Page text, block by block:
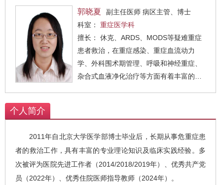
郭晓夏
副主任医师 病区主管、博士
科室： 重症医学科
擅长： 休克、ARDS、MODS等疑难重症
患者救治，在重症感染、重症血流动力
学、外科围术期管理、呼吸和神经重症、
杂合式血液净化治疗等方面有着丰富的临
个人简介
2011年自北京大学医学部博士毕业后，长期从事危重症患
者的救治工作，具有丰富的专业理论知识及临床实践经验。多
次被评为医院先进工作者（2014/2018/2019年）、优秀共产党
员（2022年）、优秀住院医师指导教师（2024年）。